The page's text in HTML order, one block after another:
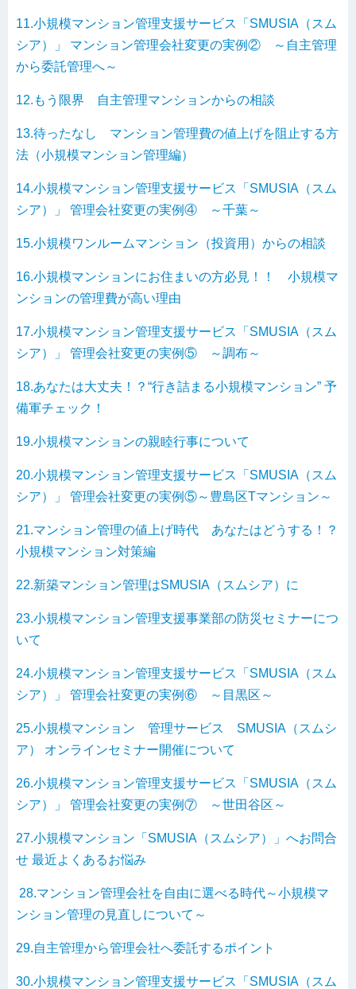
11.小規模マンション管理支援サービス「SMUSIA（スム
シア）」 マンション管理会社変更の実例② ～自主管理
から委託管理へ～
12.もう限界 自主管理マンションからの相談
13.待ったなし マンション管理費の値上げを阻止する方
法（小規模マンション管理編）
14.小規模マンション管理支援サービス「SMUSIA（スム
シア）」 管理会社変更の実例④ ～千葉～
15.小規模ワンルームマンション（投資用）からの相談
16.小規模マンションにお住まいの方必見！！ 小規模マ
ンションの管理費が高い理由
17.小規模マンション管理支援サービス「SMUSIA（スム
シア）」 管理会社変更の実例⑤ ～調布～
18.あなたは大丈夫！？“行き詰まる小規模マンション” 予
備軍チェック！
19.小規模マンションの親睦行事について
20.小規模マンション管理支援サービス「SMUSIA（スム
シア）」 管理会社変更の実例⑤～豊島区Tマンション～
21.マンション管理の値上げ時代 あなたはどうする！？
小規模マンション対策編
22.新築マンション管理はSMUSIA（スムシア）に
23.小規模マンション管理支援事業部の防災セミナーにつ
いて
24.小規模マンション管理支援サービス「SMUSIA（スム
シア）」 管理会社変更の実例⑥ ～目黒区～
25.小規模マンション 管理サービス SMUSIA（スムシ
ア） オンラインセミナー開催について
26.小規模マンション管理支援サービス「SMUSIA（スム
シア）」 管理会社変更の実例⑦ ～世田谷区～
27.小規模マンション「SMUSIA（スムシア）」へお問合
せ 最近よくあるお悩み
28.マンション管理会社を自由に選べる時代～小規模マ
ンション管理の見直しについて～
29.自主管理から管理会社へ委託するポイント
30.小規模マンション管理支援サービス「SMUSIA（スム